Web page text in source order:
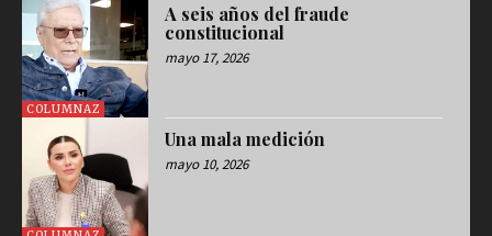
COLUMNAZ
A seis años del fraude
constitucional
mayo 17, 2026
Una mala medición
mayo 10, 2026